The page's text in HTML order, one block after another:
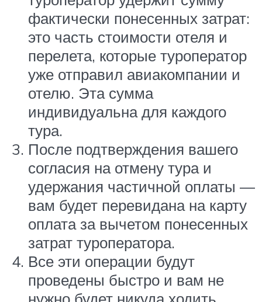
фактически понесенных затрат:
это часть стоимости отеля и
перелета, которые туроператор
уже отправил авиакомпании и
отелю. Эта сумма
индивидуальна для каждого
тура.
После подтверждения вашего
согласия на отмену тура и
удержания частичной оплаты —
вам будет перевидана на карту
оплата за вычетом понесенных
затрат туроператора.
Все эти операции будут
проведены быстро и вам не